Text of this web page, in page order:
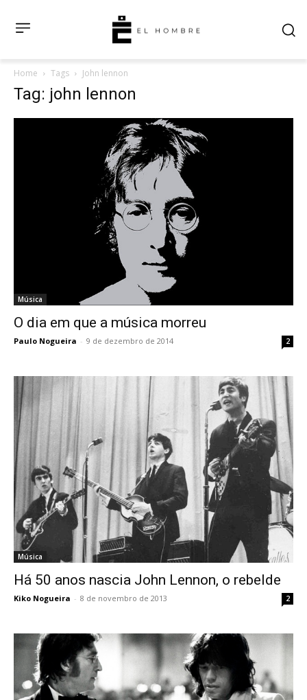
Home Tags John lennon
Tag: john lennon
Música
O dia em que a música morreu
Paulo Nogueira - 9 de dezembro de 2014 2
Música
Há 50 anos nascia John Lennon, o rebelde
Kiko Nogueira - 8 de novembro de 2013 2